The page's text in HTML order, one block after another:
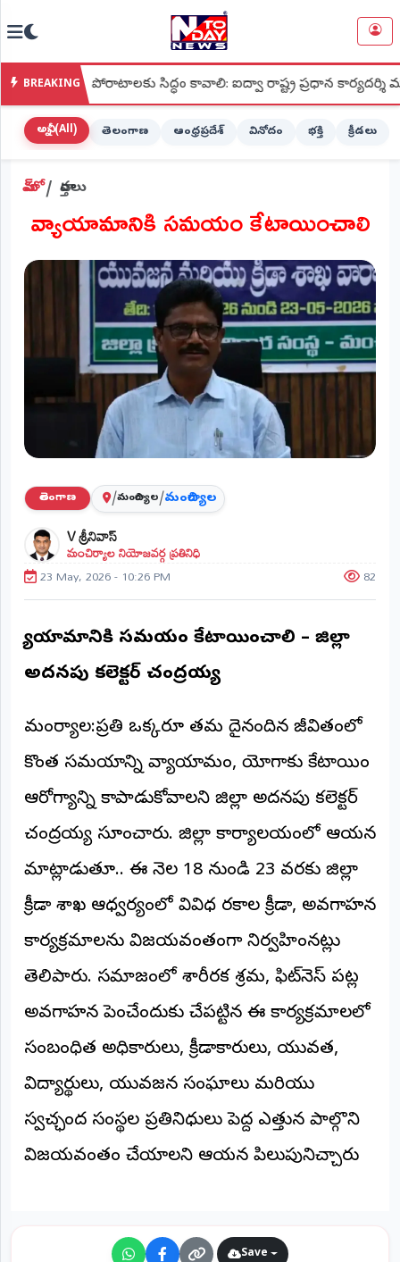
హోమ్
(Home)
STREAMING
లైవ్
టీవీ
(Live
(Live
Radio)
(STATE)
తెలంగాణ
ఆంధ్రప్రదేశ్
ప్రధాన
విభాగాలు
వినోదం
క్రీడలు
అంతర్జాతీయం
ఆర్టీఐ
రిపోర్టర్స్
(REPORTERS
రిపోర్టర్లు
రిపోర్టర్‌గా
చేరండి
లాగిన్
(Login)
BREAKING
పోరాటాలకు సిద్ధం కావాలి: ఐద్వా రాష్ట్ర ప్రధాన కార్యదర్శి మల్లు లక్ష్మీ
అన్నీ (All) తెలంగాణ ఆంధ్రప్రదేశ్ వినోదం భక్తి క్రీడలు
హోమ్ వార్తలు
​ వ్యాయామానికి సమయం కేటాయించాలి
తెలంగాణ /మంచిర్యాల/మంచిర్యాల
V శ్రీనివాస్
మంచిర్యాల నియోజవర్గ ప్రతినిధి
23 May, 2026 - 10:26 PM 82
వ్యాయామానికి సమయం కేటాయించాలి – జిల్లా
అదనపు కలెక్టర్ చంద్రయ్య
మంచిర్యాల:ప్రతి ఒక్కరూ తమ దైనందిన జీవితంలో
కొంత సమయాన్ని వ్యాయామం, యోగాకు కేటాయించి
ఆరోగ్యాన్ని కాపాడుకోవాలని జిల్లా అదనపు కలెక్టర్
చంద్రయ్య సూచించారు. జిల్లా కార్యాలయంలో ఆయన
మాట్లాడుతూ.. ఈ నెల 18 నుండి 23 వరకు జిల్లా
క్రీడా శాఖ ఆధ్వర్యంలో వివిధ రకాల క్రీడా, అవగాహన
కార్యక్రమాలను విజయవంతంగా నిర్వహించినట్లు
తెలిపారు. సమాజంలో శారీరక శ్రమ, ఫిట్‌నెస్ పట్ల
అవగాహన పెంచేందుకు చేపట్టిన ఈ కార్యక్రమాలలో
సంబంధిత అధికారులు, క్రీడాకారులు, యువత,
విద్యార్థులు, యువజన సంఘాలు మరియు
స్వచ్ఛంద సంస్థల ప్రతినిధులు పెద్ద ఎత్తున పాల్గొని
విజయవంతం చేయాలని ఆయన పిలుపునిచ్చారు
Save